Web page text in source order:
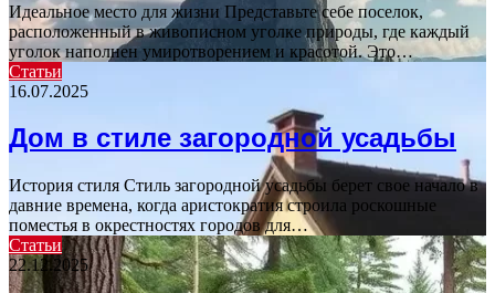
Идеальное место для жизни Представьте себе поселок,
расположенный в живописном уголке природы, где каждый
уголок наполнен умиротворением и красотой. Это…
Статьи
16.07.2025
Дом в стиле загородной усадьбы
История стиля Стиль загородной усадьбы берет свое начало в
давние времена, когда аристократия строила роскошные
поместья в окрестностях городов для…
Статьи
22.12.2025